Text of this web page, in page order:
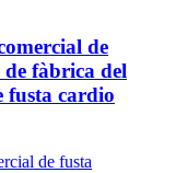
de
fàbrica del
fusta cardio